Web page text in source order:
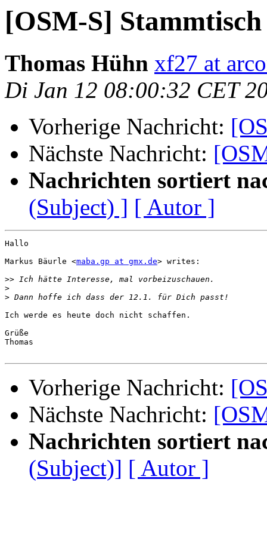
[OSM-S] Stammtisch
Thomas Hühn xf27 at
Di Jan 12 08:00:32 CET
Vorherige Nachricht:
Nächste Nachricht:
Nachrichten sortiert
(Subject) ] [ Autor ]
Hallo
Markus Bäurle <maba.gp at gmx.de> writes:
>>
>
>
Ich werde es heute doch nicht schaffen.
Grüße
Thomas
Vorherige Nachricht:
Nächste Nachricht:
Nachrichten sortiert
(Subject)] [ Autor ]